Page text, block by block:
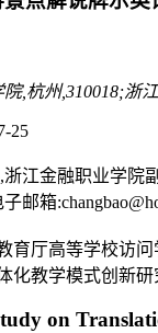
,杭州,310018;浙
25
浙江金融职业学院
邮箱
育厅高等学校访
化教学模式创新研
on